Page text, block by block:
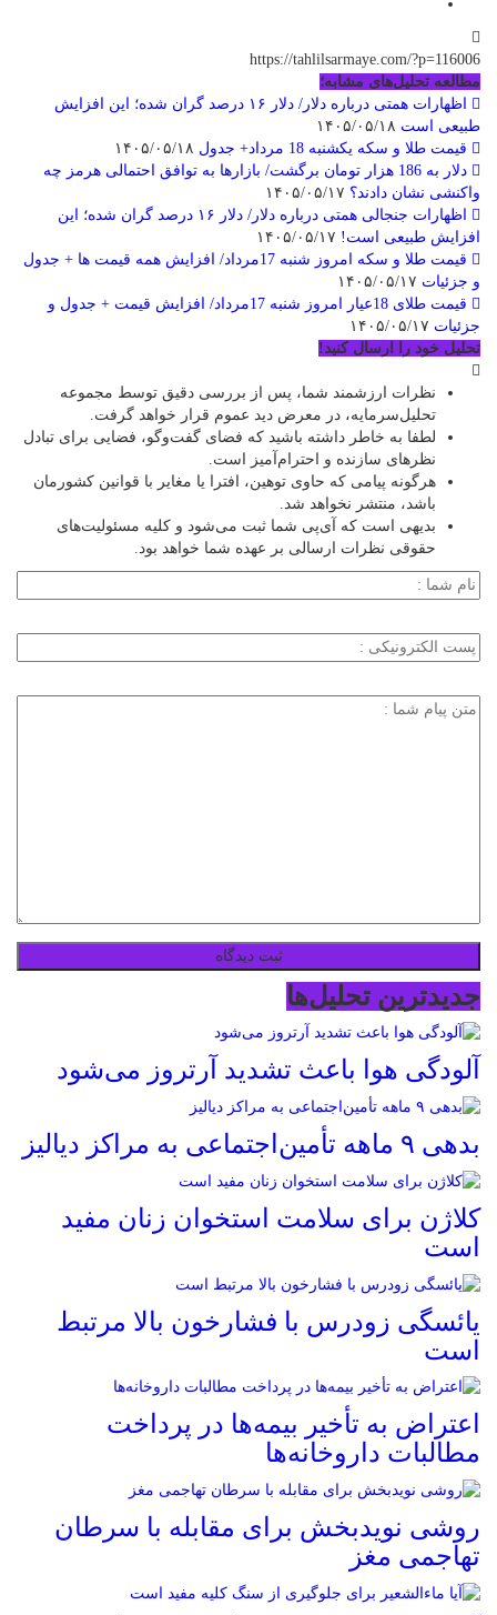
https://tahlilsarmaye.com/?p=116006
مطالعه تحلیل‌های مشابه؛
اظهارات همتی درباره دلار/ دلار ۱۶ درصد گران شده؛ این افزایش
طبیعی است
قیمت طلا و سکه یکشنبه 18 مرداد+ جدول
دلار به 186 هزار تومان برگشت/ بازارها به توافق احتمالی هرمز چه
واکنشی نشان دادند؟
اظهارات جنجالی همتی درباره دلار/ دلار ۱۶ درصد گران شده؛ این
افزایش طبیعی است!
قیمت طلا و سکه امروز شنبه 17مرداد/ افزایش همه قیمت ها + جدول
و جزئیات
قیمت طلای 18عیار امروز شنبه 17مرداد/ افزایش قیمت + جدول و
جزئیات
تحلیل خود را ارسال کنید!
نظرات ارزشمند شما، پس از بررسی دقیق توسط مجموعه
تحلیل‌سرمایه، در معرض دید عموم قرار خواهد گرفت.
لطفا به خاطر داشته باشید که فضای گفت‌وگو، فضایی برای تبادل
نظرهای سازنده و احترام‌آمیز است.
هرگونه پیامی که حاوی توهین، افترا یا مغایر با قوانین کشورمان
باشد، منتشر نخواهد شد.
بدیهی است که آی‌پی شما ثبت می‌شود و کلیه مسئولیت‌های
حقوقی نظرات ارسالی بر عهده شما خواهد بود.
جدیدترین تحلیل‌ها
آلودگی هوا باعث تشدید آرتروز می‌شود
بدهی ۹ ماهه تأمین‌اجتماعی به مراکز دیالیز
کلاژن برای سلامت استخوان زنان مفید
است
یائسگی زودرس با فشارخون بالا مرتبط
است
اعتراض به تأخیر بیمه‌ها در پرداخت
مطالبات داروخانه‌ها
روشی نویدبخش برای مقابله با سرطان
تهاجمی مغز